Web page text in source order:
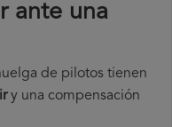
ante una
de pilotos tienen
y una compensación